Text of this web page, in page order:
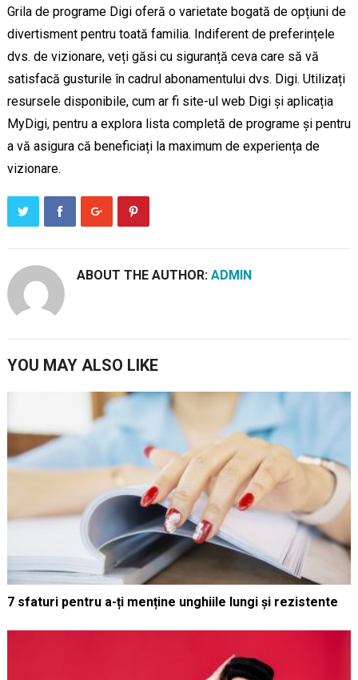
Grila de programe Digi oferă o varietate bogată de opțiuni de
divertisment pentru toată familia. Indiferent de preferințele
dvs. de vizionare, veți găsi cu siguranță ceva care să vă
satisfacă gusturile în cadrul abonamentului dvs. Digi. Utilizați
resursele disponibile, cum ar fi site-ul web Digi și aplicația
MyDigi, pentru a explora lista completă de programe și pentru
a vă asigura că beneficiați la maximum de experiența de
vizionare.
ABOUT THE AUTHOR: ADMIN
YOU MAY ALSO LIKE
7 sfaturi pentru a-ți menține unghiile lungi și rezistente